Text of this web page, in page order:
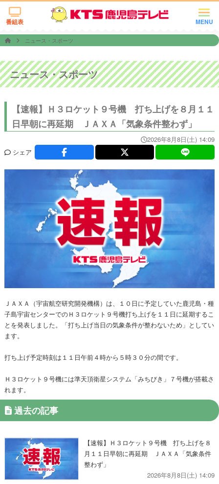
MENU
番組表
ニュース・スポーツ
ニュース・スポーツ
【速報】Ｈ３ロケット９号機 打ち上げを８月１１
日早朝に再延期 ＪＡＸＡ「気象条件整わず」
2026年8月8日(土) 14:09
シェア
ＪＡＸＡ（宇宙航空研究開発機構）は、１０日に予定していた鹿児島・種
子島宇宙センターでのＨ３ロケット９号機打ち上げを１１日に延期するこ
とを発表しました。「打ち上げ当日の気象条件が整わないため」としてい
ます。
打ち上げ予定時刻は１１日午前４時から５時３０分の間です。
Ｈ３ロケット９号機には準天頂衛星システム「みちびき」７号機が搭載さ
れます。
過去の記事
【速報】Ｈ３ロケット９号機 打ち上げを８
月１１日早朝に再延期 ＪＡＸＡ「気象条件
整わず」
2026年8月8日(土) 14:09